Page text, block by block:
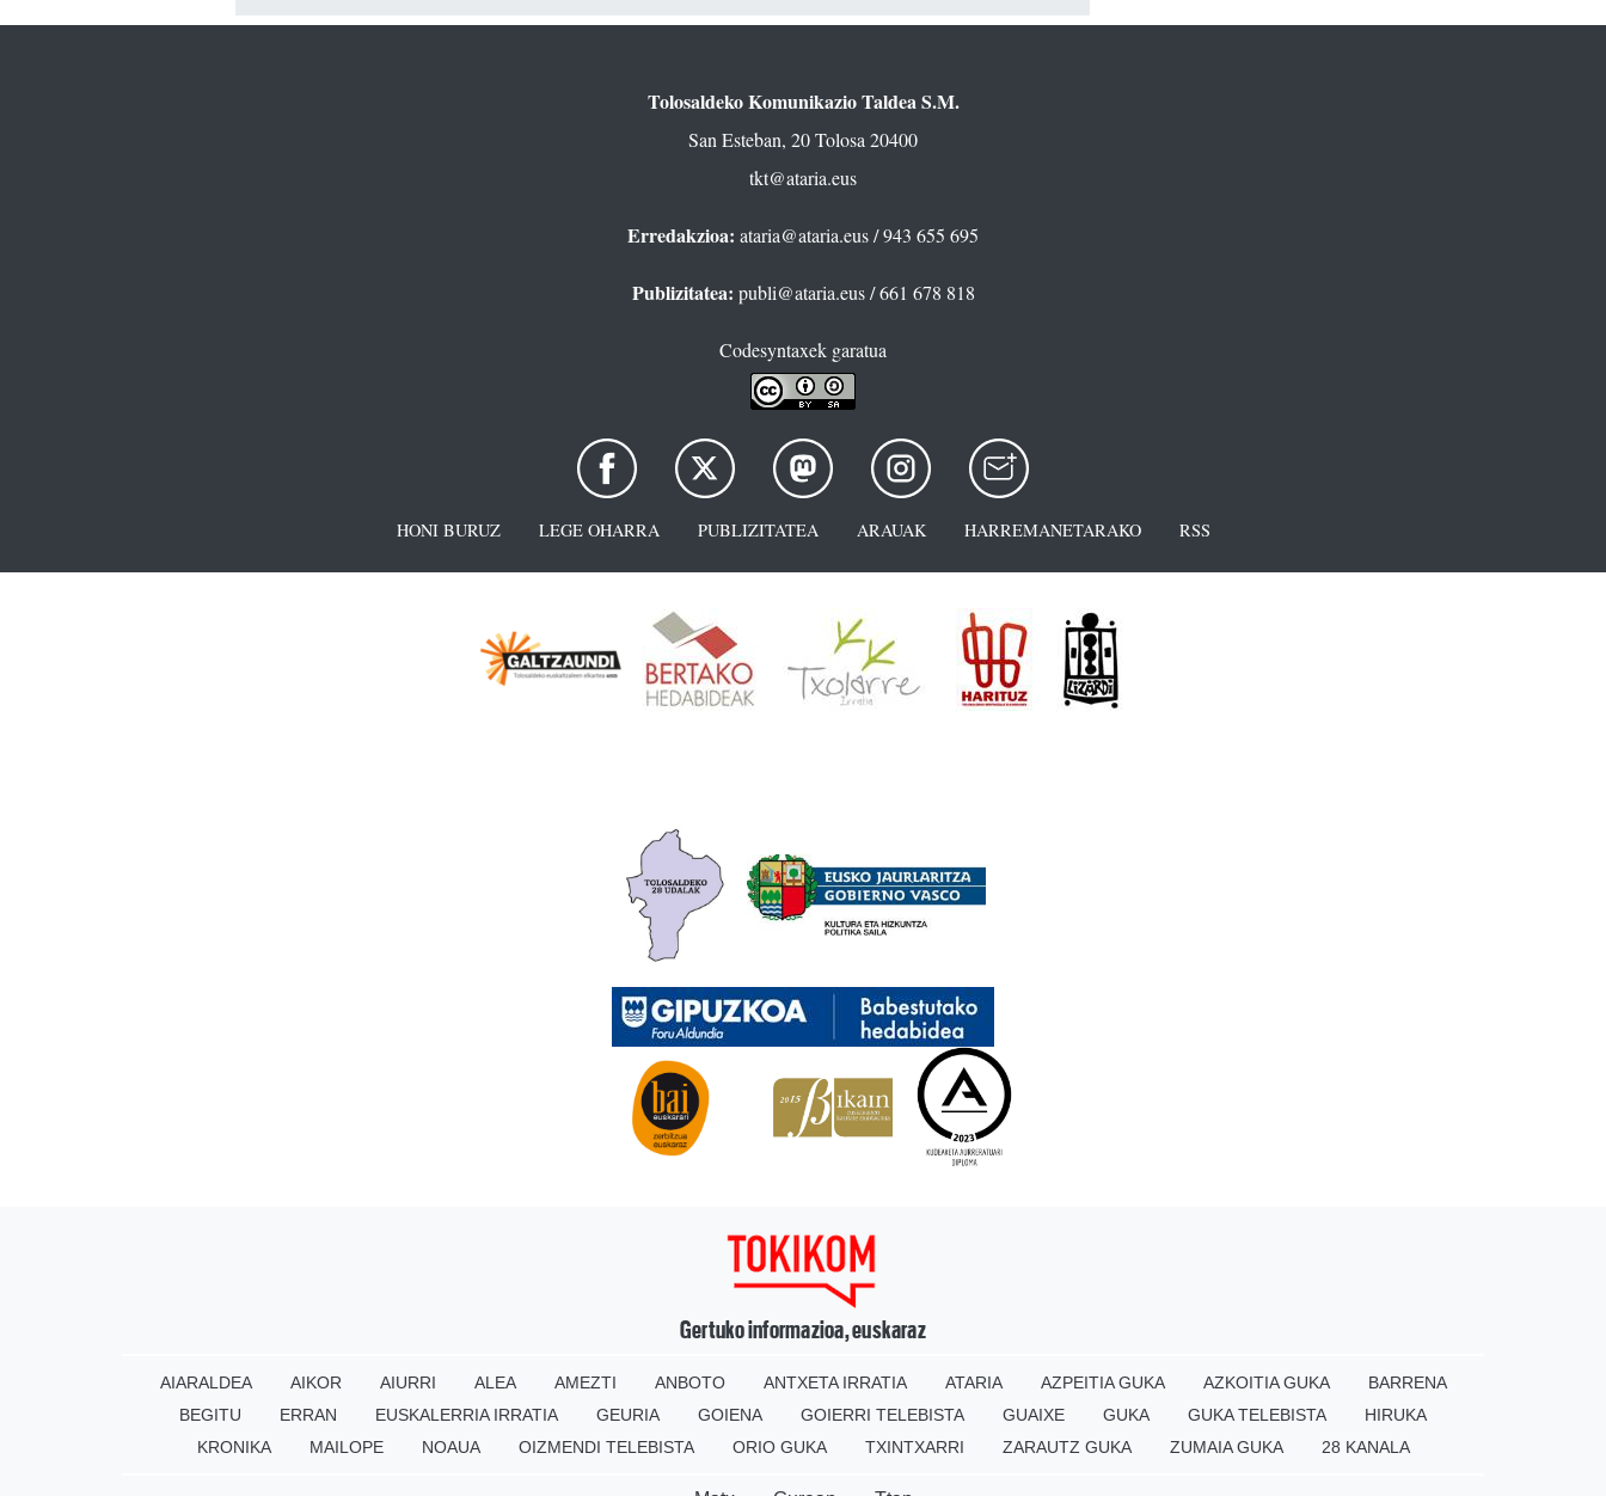
Tolosaldeko Komunikazio Taldea S.M.
San Esteban, 20 Tolosa 20400
tkt@ataria.eus
Erredakzioa: ataria@ataria.eus/ 943 655 695
Publizitatea: publi@ataria.eus/ 661 678 818
Codesyntaxek garatua
HONI BURUZ LEGE OHARRA PUBLIZITATEA ARAUAK HARREMANETARAKO RSS
Gertuko informazioa, euskaraz
AIARALDEA AIKOR AIURRI ALEA AMEZTI ANBOTO ANTXETA IRRATIA ATARIA AZPEITIA GUKA AZKOITIA GUKA
BARRENA
BEGITU
ERRAN EUSKALERRIA IRRATIA GEURIA GOIENA GOIERRI TELEBISTA GUAIXE GUKA GUKA TELEBISTA
HIRUKA
KRONIKA
MAILOPE NOAUA OIZMENDI TELEBISTA ORIO GUKA TXINTXARRI ZARAUTZ GUKA ZUMAIA GUKA 28 KANALA